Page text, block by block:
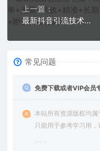
上一篇：
最新抖音引流技术 一天引流满500+创业粉群
常见问题
免费下载或者VIP会员
本站所有资源版权均
只能用于参考学习用